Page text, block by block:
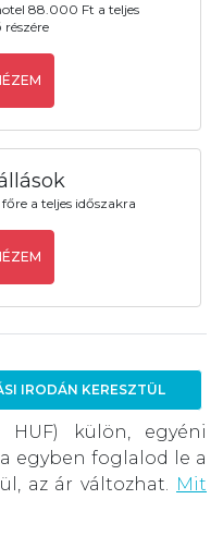
88.000 Ft a teljes
a teljes időszakra
IRODÁN KERESZTÜL
külön, egyéni
egyben foglalod le a
az ár változhat.
Mit